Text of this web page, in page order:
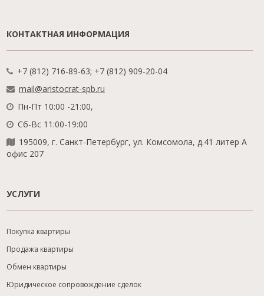
КОНТАКТНАЯ ИНФОРМАЦИЯ
+7 (812) 716-89-63; +7 (812) 909-20-04
mail@aristocrat-spb.ru
Пн-Пт 10:00 -21:00,
Сб-Вс 11:00-19:00
195009, г. Санкт-Петербург, ул. Комсомола, д.41 литер А
офис 207
УСЛУГИ
Покупка квартиры
Продажа квартиры
Обмен квартиры
Юридическое сопровождение сделок